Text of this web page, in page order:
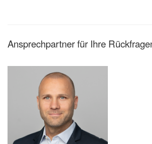
Ansprechpartner für Ihre